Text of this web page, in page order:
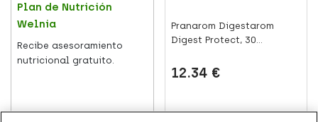
Plan de Nutrición
Welnia
Recibe asesoramiento
nutricional gratuito.
Pranarom Digestarom
Digest Protect, 30
12.34 €